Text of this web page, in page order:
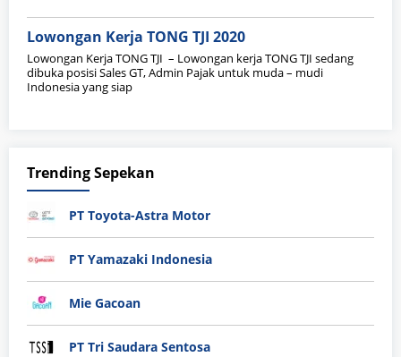
Lowongan Kerja TONG TJI 2020
Lowongan Kerja TONG TJI – Lowongan kerja TONG TJI sedang
dibuka posisi Sales GT, Admin Pajak untuk muda – mudi
Indonesia yang siap
Trending Sepekan
PT Toyota-Astra Motor
PT Yamazaki Indonesia
Mie Gacoan
PT Tri Saudara Sentosa